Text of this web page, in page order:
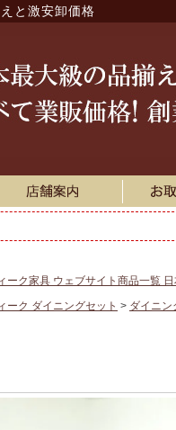
と激安卸価格
ーク家具 ウェブサイト商品一覧
ーク ダイニングセット ダイニン